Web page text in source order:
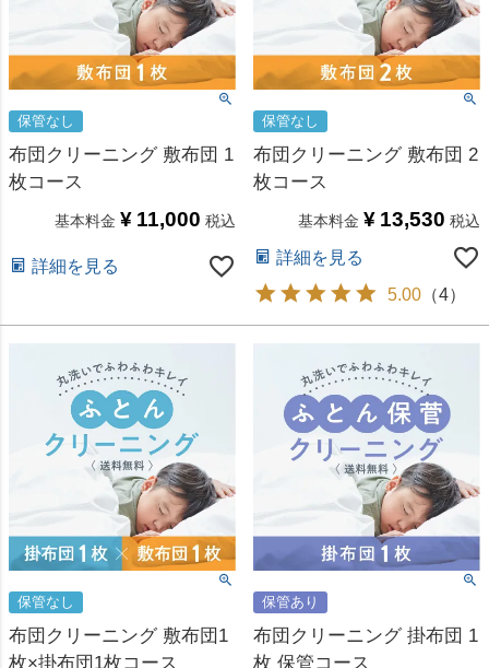
保管なし
布団クリーニング 敷布団 1
枚コース
基本料金 ¥ 11,000 税込
詳細を見る
保管なし
布団クリーニング 敷布団 2
枚コース
基本料金 ¥ 13,530 税込
詳細を見る
5.00 （4）
保管なし
布団クリーニング 敷布団1
枚×掛布団1枚コース
保管あり
布団クリーニング 掛布団 1
枚 保管コース